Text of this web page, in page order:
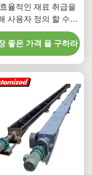
율적인 재료 취급을
사용자 정의 할 수있
스테인리스 스틸 셰프
스 스크루 컨베이어
좋은 가격 을 구하라